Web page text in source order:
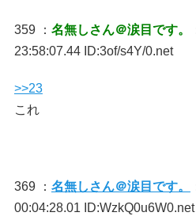
359 ： 名無しさん＠涙目です。
23:58:07.44 ID:3of/s4Y/0.net
>>23
これ
369 ： 名無しさん＠涙目です。
00:04:28.01 ID:WzkQ0u6W0.net